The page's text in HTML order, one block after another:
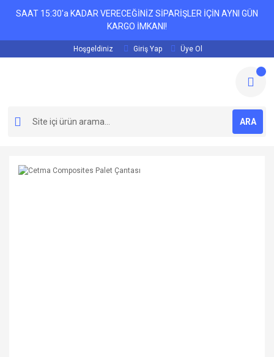
SAAT 15:30'a KADAR VERECEĞİNİZ SİPARİŞLER İÇİN AYNI GÜN
KARGO İMKANI!
Hoşgeldiniz Giriş Yap Üye Ol
ARA